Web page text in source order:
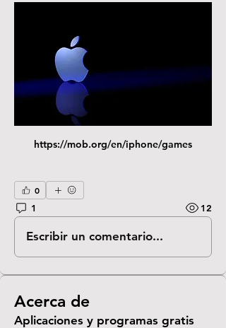
https://mob.org/en/iphone/games
0
1
12
Escribir un comentario...
Acerca de
Aplicaciones y programas gratis